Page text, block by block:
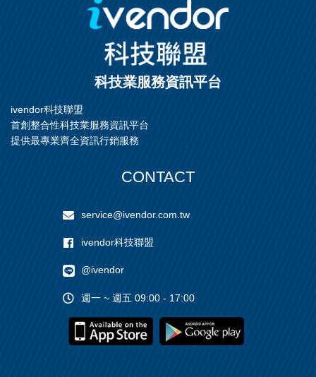
科技業服務資訊平台
ivendor科技聯盟
首創整合性科技業服務資訊平台
提供最專業齊全資訊行銷服務
CONTACT
service@ivendor.com.tw
ivendor科技聯盟
@ivendor
週一 ~ 週五 09:00 - 17:00